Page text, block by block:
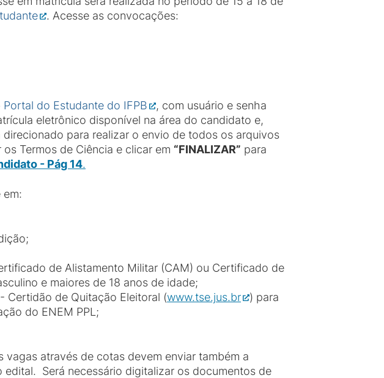
. Acesse as convocações:
Portal do Estudante do IFPB
, com usuário e senha
eletrônico disponível na área do candidato e,
para realizar o envio de todos os arquivos
Termos de Ciência e clicar em “FINALIZAR” para
- Pág 14.
em:
de Alistamento Militar (CAM) ou Certificado de
e maiores de 18 anos de idade;
Certidão de Quitação Eleitoral (www.tse.jus.br
) para
do ENEM PPL;
através de cotas devem enviar também a
Será necessário digitalizar os documentos de